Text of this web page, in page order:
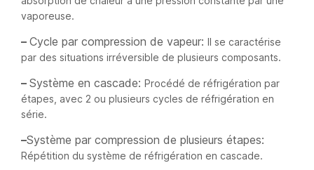
vaporeuse.
– Cycle par compression de vapeur: Il se caractérise
par des situations irréversible de plusieurs composants.
– Système en cascade: Procédé de réfrigération par
étapes, avec 2 ou plusieurs cycles de réfrigération en
série.
–Système par compression de plusieurs étapes:
Répétition du système de réfrigération en cascade.